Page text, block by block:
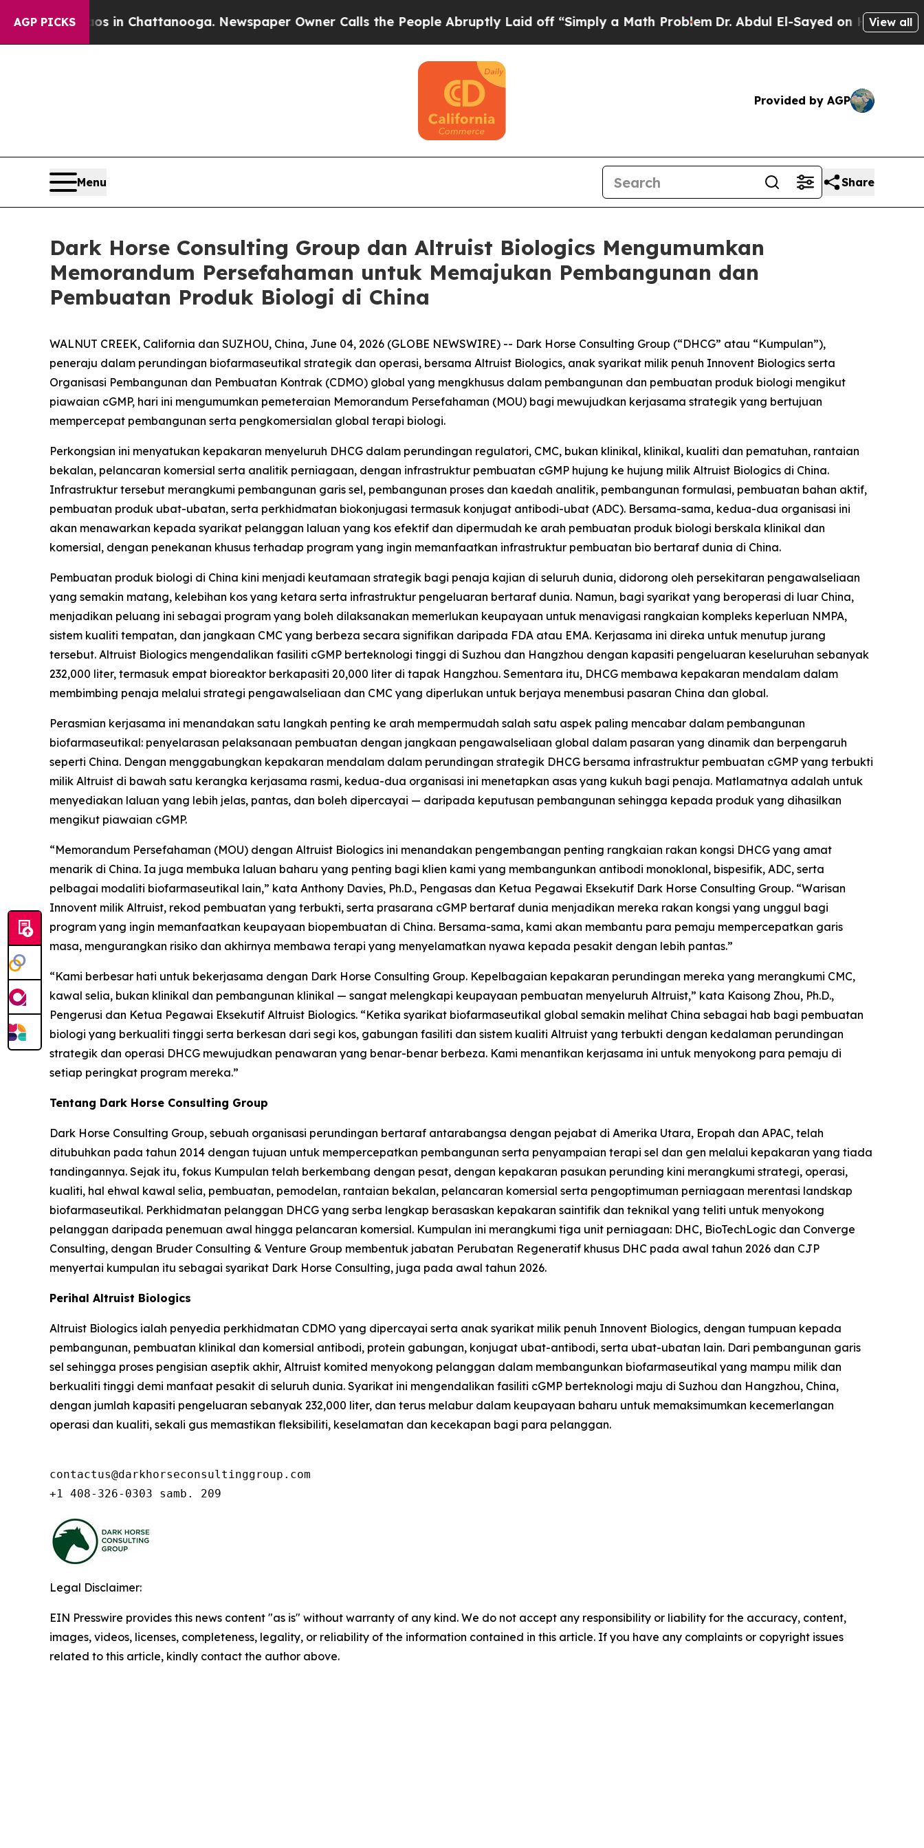
AGP PICKS
Chaos in Chattanooga. Newspaper Owner Calls the People Abruptly Laid off “Simply a Math Problem Dr. Abdul El-Sayed on Historic Michigan
View all
Provided by AGP
Menu Share
Dark Horse Consulting Group dan Altruist Biologics Mengumumkan
Memorandum Persefahaman untuk Memajukan Pembangunan dan
Pembuatan Produk Biologi di China
WALNUT CREEK, California dan SUZHOU, China, June 04, 2026 (GLOBE NEWSWIRE) -- Dark Horse Consulting Group (“DHCG” atau “Kumpulan”),
peneraju dalam perundingan biofarmaseutikal strategik dan operasi, bersama Altruist Biologics, anak syarikat milik penuh Innovent Biologics serta
Organisasi Pembangunan dan Pembuatan Kontrak (CDMO) global yang mengkhusus dalam pembangunan dan pembuatan produk biologi mengikut
piawaian cGMP, hari ini mengumumkan pemeteraian Memorandum Persefahaman (MOU) bagi mewujudkan kerjasama strategik yang bertujuan
mempercepat pembangunan serta pengkomersialan global terapi biologi.
Perkongsian ini menyatukan kepakaran menyeluruh DHCG dalam perundingan regulatori, CMC, bukan klinikal, klinikal, kualiti dan pematuhan, rantaian
bekalan, pelancaran komersial serta analitik perniagaan, dengan infrastruktur pembuatan cGMP hujung ke hujung milik Altruist Biologics di China.
Infrastruktur tersebut merangkumi pembangunan garis sel, pembangunan proses dan kaedah analitik, pembangunan formulasi, pembuatan bahan aktif,
pembuatan produk ubat-ubatan, serta perkhidmatan biokonjugasi termasuk konjugat antibodi-ubat (ADC). Bersama-sama, kedua-dua organisasi ini
akan menawarkan kepada syarikat pelanggan laluan yang kos efektif dan dipermudah ke arah pembuatan produk biologi berskala klinikal dan
komersial, dengan penekanan khusus terhadap program yang ingin memanfaatkan infrastruktur pembuatan bio bertaraf dunia di China.
Pembuatan produk biologi di China kini menjadi keutamaan strategik bagi penaja kajian di seluruh dunia, didorong oleh persekitaran pengawalseliaan
yang semakin matang, kelebihan kos yang ketara serta infrastruktur pengeluaran bertaraf dunia. Namun, bagi syarikat yang beroperasi di luar China,
menjadikan peluang ini sebagai program yang boleh dilaksanakan memerlukan keupayaan untuk menavigasi rangkaian kompleks keperluan NMPA,
sistem kualiti tempatan, dan jangkaan CMC yang berbeza secara signifikan daripada FDA atau EMA. Kerjasama ini direka untuk menutup jurang
tersebut. Altruist Biologics mengendalikan fasiliti cGMP berteknologi tinggi di Suzhou dan Hangzhou dengan kapasiti pengeluaran keseluruhan sebanyak
232,000 liter, termasuk empat bioreaktor berkapasiti 20,000 liter di tapak Hangzhou. Sementara itu, DHCG membawa kepakaran mendalam dalam
membimbing penaja melalui strategi pengawalseliaan dan CMC yang diperlukan untuk berjaya menembusi pasaran China dan global.
Perasmian kerjasama ini menandakan satu langkah penting ke arah mempermudah salah satu aspek paling mencabar dalam pembangunan
biofarmaseutikal: penyelarasan pelaksanaan pembuatan dengan jangkaan pengawalseliaan global dalam pasaran yang dinamik dan berpengaruh
seperti China. Dengan menggabungkan kepakaran mendalam dalam perundingan strategik DHCG bersama infrastruktur pembuatan cGMP yang terbukti
milik Altruist di bawah satu kerangka kerjasama rasmi, kedua-dua organisasi ini menetapkan asas yang kukuh bagi penaja. Matlamatnya adalah untuk
menyediakan laluan yang lebih jelas, pantas, dan boleh dipercayai — daripada keputusan pembangunan sehingga kepada produk yang dihasilkan
mengikut piawaian cGMP.
“Memorandum Persefahaman (MOU) dengan Altruist Biologics ini menandakan pengembangan penting rangkaian rakan kongsi DHCG yang amat
menarik di China. Ia juga membuka laluan baharu yang penting bagi klien kami yang membangunkan antibodi monoklonal, bispesifik, ADC, serta
pelbagai modaliti biofarmaseutikal lain,” kata Anthony Davies, Ph.D., Pengasas dan Ketua Pegawai Eksekutif Dark Horse Consulting Group. “Warisan
Innovent milik Altruist, rekod pembuatan yang terbukti, serta prasarana cGMP bertaraf dunia menjadikan mereka rakan kongsi yang unggul bagi
program yang ingin memanfaatkan keupayaan biopembuatan di China. Bersama-sama, kami akan membantu para pemaju mempercepatkan garis
masa, mengurangkan risiko dan akhirnya membawa terapi yang menyelamatkan nyawa kepada pesakit dengan lebih pantas.”
“Kami berbesar hati untuk bekerjasama dengan Dark Horse Consulting Group. Kepelbagaian kepakaran perundingan mereka yang merangkumi CMC,
kawal selia, bukan klinikal dan pembangunan klinikal — sangat melengkapi keupayaan pembuatan menyeluruh Altruist,” kata Kaisong Zhou, Ph.D.,
Pengerusi dan Ketua Pegawai Eksekutif Altruist Biologics. “Ketika syarikat biofarmaseutikal global semakin melihat China sebagai hab bagi pembuatan
biologi yang berkualiti tinggi serta berkesan dari segi kos, gabungan fasiliti dan sistem kualiti Altruist yang terbukti dengan kedalaman perundingan
strategik dan operasi DHCG mewujudkan penawaran yang benar-benar berbeza. Kami menantikan kerjasama ini untuk menyokong para pemaju di
setiap peringkat program mereka.”
Tentang Dark Horse Consulting Group
Dark Horse Consulting Group, sebuah organisasi perundingan bertaraf antarabangsa dengan pejabat di Amerika Utara, Eropah dan APAC, telah
ditubuhkan pada tahun 2014 dengan tujuan untuk mempercepatkan pembangunan serta penyampaian terapi sel dan gen melalui kepakaran yang tiada
tandingannya. Sejak itu, fokus Kumpulan telah berkembang dengan pesat, dengan kepakaran pasukan perunding kini merangkumi strategi, operasi,
kualiti, hal ehwal kawal selia, pembuatan, pemodelan, rantaian bekalan, pelancaran komersial serta pengoptimuman perniagaan merentasi landskap
biofarmaseutikal. Perkhidmatan pelanggan DHCG yang serba lengkap berasaskan kepakaran saintifik dan teknikal yang teliti untuk menyokong
pelanggan daripada penemuan awal hingga pelancaran komersial. Kumpulan ini merangkumi tiga unit perniagaan: DHC, BioTechLogic dan Converge
Consulting, dengan Bruder Consulting & Venture Group membentuk jabatan Perubatan Regeneratif khusus DHC pada awal tahun 2026 dan CJP
menyertai kumpulan itu sebagai syarikat Dark Horse Consulting, juga pada awal tahun 2026.
Perihal Altruist Biologics
Altruist Biologics ialah penyedia perkhidmatan CDMO yang dipercayai serta anak syarikat milik penuh Innovent Biologics, dengan tumpuan kepada
pembangunan, pembuatan klinikal dan komersial antibodi, protein gabungan, konjugat ubat-antibodi, serta ubat-ubatan lain. Dari pembangunan garis
sel sehingga proses pengisian aseptik akhir, Altruist komited menyokong pelanggan dalam membangunkan biofarmaseutikal yang mampu milik dan
berkualiti tinggi demi manfaat pesakit di seluruh dunia. Syarikat ini mengendalikan fasiliti cGMP berteknologi maju di Suzhou dan Hangzhou, China,
dengan jumlah kapasiti pengeluaran sebanyak 232,000 liter, dan terus melabur dalam keupayaan baharu untuk memaksimumkan kecemerlangan
operasi dan kualiti, sekali gus memastikan fleksibiliti, keselamatan dan kecekapan bagi para pelanggan.
contactus@darkhorseconsultinggroup.com
+1 408-326-0303 samb. 209
Legal Disclaimer:
EIN Presswire provides this news content "as is" without warranty of any kind. We do not accept any responsibility or liability for the accuracy, content,
images, videos, licenses, completeness, legality, or reliability of the information contained in this article. If you have any complaints or copyright issues
related to this article, kindly contact the author above.